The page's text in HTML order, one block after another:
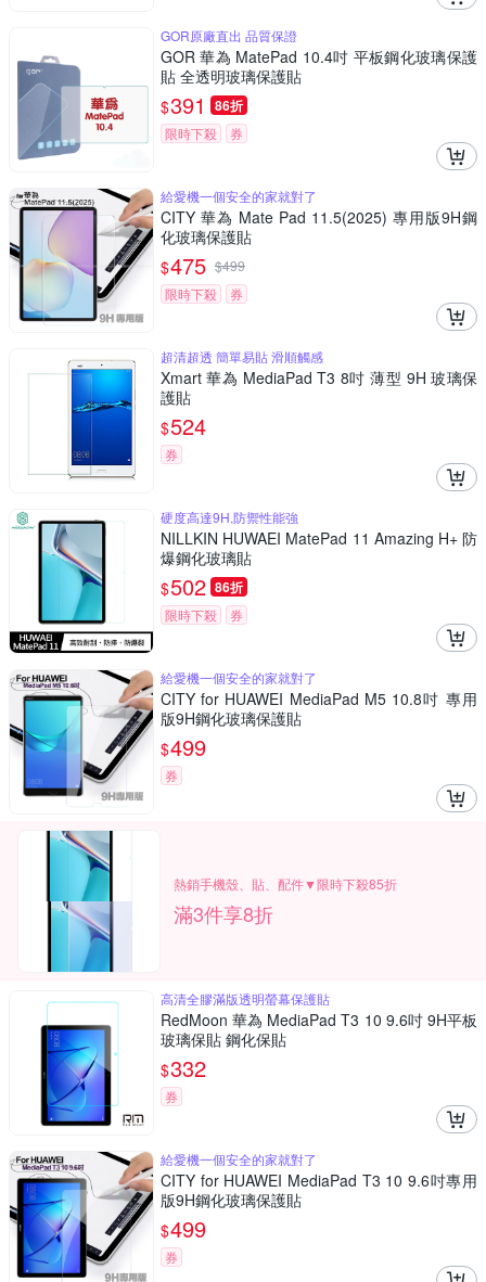
GOR原廠直出 品質保證
GOR 華為 MatePad 10.4吋 平板鋼化玻璃保護
貼 全透明玻璃保護貼
$391 86折
限時下殺 券
給愛機一個安全的家就對了
CITY 華為 Mate Pad 11.5(2025) 專用版9H鋼
化玻璃保護貼
$475 $499
限時下殺
券
超清超透 簡單易貼 滑順觸感
Xmart 華為 MediaPad T3 8吋 薄型 9H 玻璃保
護貼
$524
券
硬度高達9H,防禦性能強
NILLKIN HUWAEI MatePad 11 Amazing H+ 防
爆鋼化玻璃貼
$502 86折
限時下殺 券
給愛機一個安全的家就對了
CITY for HUAWEI MediaPad M5 10.8吋 專用
版9H鋼化玻璃保護貼
$499
券
熱銷手機殼、貼、配件▼限時下殺85折
滿3件享8折
高清全膠滿版透明螢幕保護貼
RedMoon 華為 MediaPad T3 10 9.6吋 9H平板
玻璃保貼 鋼化保貼
$332
券
給愛機一個安全的家就對了
CITY for HUAWEI MediaPad T3 10 9.6吋專用
版9H鋼化玻璃保護貼
$499
券